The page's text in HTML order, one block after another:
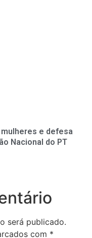
e defesa
Nacional do PT
será publicado.
com *